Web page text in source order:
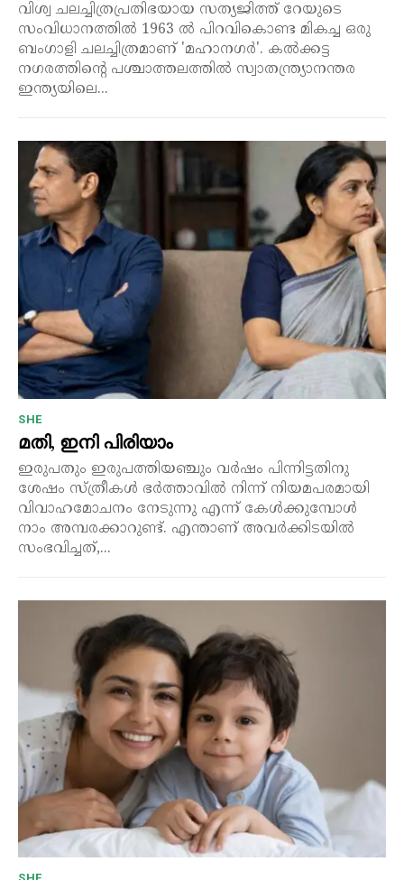
വിശ്വ ചലച്ചിത്രപ്രതിഭയായ സത്യജിത്ത് റേയുടെ
സംവിധാനത്തിൽ 1963 ൽ പിറവികൊണ്ട മികച്ച ഒരു
ബംഗാളി ചലച്ചിത്രമാണ് 'മഹാനഗർ'. കൽക്കട്ട
നഗരത്തിന്റെ പശ്ചാത്തലത്തിൽ സ്വാതന്ത്ര്യാനന്തര
ഇന്ത്യയിലെ...
SHE
മതി, ഇനി പിരിയാം
ഇരുപതും ഇരുപത്തിയഞ്ചും വർഷം പിന്നിട്ടതിനു
ശേഷം സ്ത്രീകൾ ഭർത്താവിൽ നിന്ന് നിയമപരമായി
വിവാഹമോചനം നേടുന്നു എന്ന് കേൾക്കുമ്പോൾ
നാം അമ്പരക്കാറുണ്ട്. എന്താണ് അവർക്കിടയിൽ
സംഭവിച്ചത്,...